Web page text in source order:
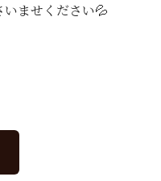
ませください💦